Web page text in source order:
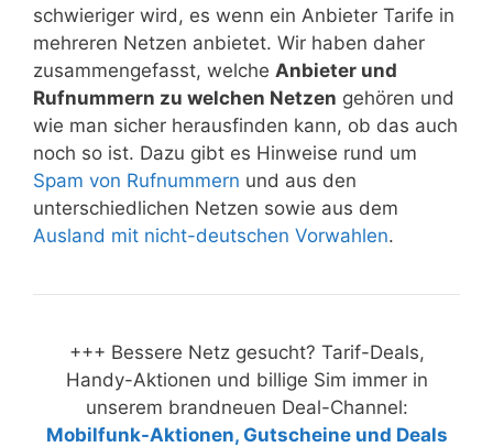
schwieriger wird, es wenn ein Anbieter Tarife in
mehreren Netzen anbietet. Wir haben daher
zusammengefasst, welche Anbieter und
Rufnummern zu welchen Netzen gehören und
wie man sicher herausfinden kann, ob das auch
noch so ist. Dazu gibt es Hinweise rund um
Spam von Rufnummern und aus den
unterschiedlichen Netzen sowie aus dem
Ausland mit nicht-deutschen Vorwahlen.
+++ Bessere Netz gesucht? Tarif-Deals,
Handy-Aktionen und billige Sim immer in
unserem brandneuen Deal-Channel:
Mobilfunk-Aktionen, Gutscheine und Deals